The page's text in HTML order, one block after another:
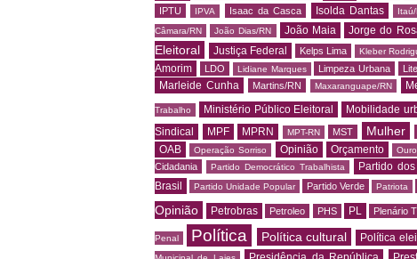
IPTU IPVA Isaac da Casca Isolda Dantas
Câmara/RN
João Dias/RN João Maia Jorge do
Eleitoral
Justiça Federal Kelps Lima Kleber
Amorim
LDO Lidiane Marques Limpeza Urbana
Marleide Cunha Martins/RN Maxaranguape/RN
Trabalho Ministério Público Eleitoral Mobilidade
Sindical
MPF MPRN MPT-RN MST Mulher
OAB Operação Sorriso Opinião Orçamento
Cidadania
Partido Democrático Trabalhista Partido
Brasil
Partido Unidade Popular Partido Verde Patriota
Opinião
Petrobras Petroleo PHS PL Plenário
Penal Política Política cultural Política